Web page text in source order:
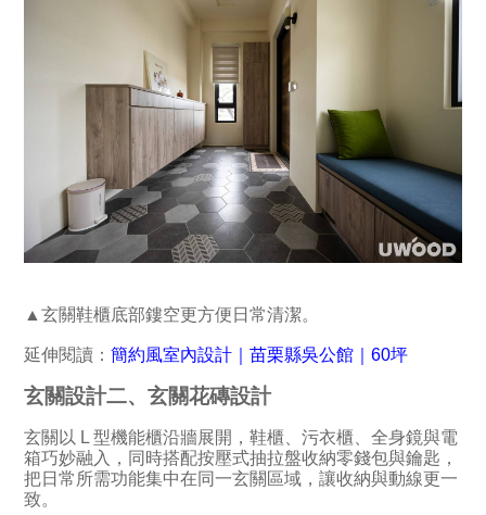
▲玄關鞋櫃底部鏤空更方便日常清潔。
延伸閱讀：簡約風室內設計｜苗栗縣吳公館｜60坪
玄關設計二、玄關花磚設計
玄關以 L 型機能櫃沿牆展開，鞋櫃、污衣櫃、全身鏡與電
箱巧妙融入，同時搭配按壓式抽拉盤收納零錢包與鑰匙，
把日常所需功能集中在同一玄關區域，讓收納與動線更一
致。